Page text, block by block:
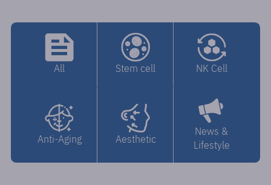
All Stem cell NK Cell
Anti-Aging Aesthetic
News &
Lifestyle